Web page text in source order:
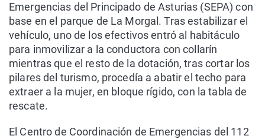
Emergencias del Principado de Asturias (SEPA) con
base en el parque de La Morgal. Tras estabilizar el
vehículo, uno de los efectivos entró al habitáculo
para inmovilizar a la conductora con collarín
mientras que el resto de la dotación, tras cortar los
pilares del turismo, procedía a abatir el techo para
extraer a la mujer, en bloque rígido, con la tabla de
rescate.
El Centro de Coordinación de Emergencias del 112